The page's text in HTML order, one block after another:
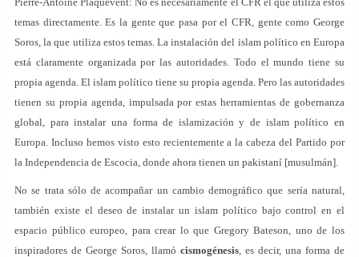
temas directamente. Es la gente que pasa por el CFR, gente como George
Soros, la que utiliza estos temas. La instalación del islam político en Europa
está claramente organizada por las autoridades. Todo el mundo tiene su
propia agenda. El islam político tiene su propia agenda. Pero las autoridades
tienen su propia agenda, impulsada por estas herramientas de gobernanza
global, para instalar una forma de islamización y de islam político en
Europa. Incluso hemos visto esto recientemente a la cabeza del Partido por
la Independencia de Escocia, donde ahora tienen un pakistaní [musulmán].
No se trata sólo de acompañar un cambio demográfico que sería natural,
también existe el deseo de instalar un islam político bajo control en el
espacio público europeo, para crear lo que Gregory Bateson, uno de los
inspiradores de George Soros, llamó cismogénesis, es decir, una forma de